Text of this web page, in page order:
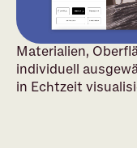
Materialien,
individuell
in Echtzeit